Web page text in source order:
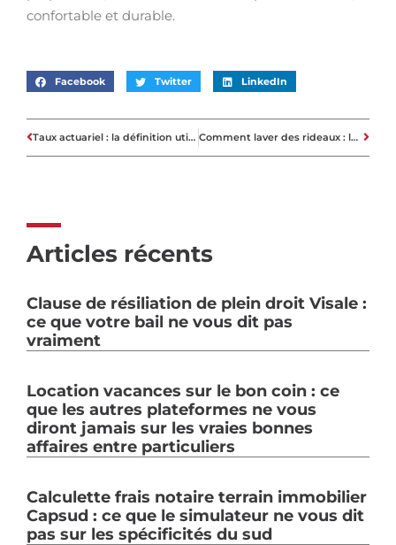
confortable et durable.
Facebook Twitter LinkedIn
Taux actuariel : la définition utile pour comparer efficacement les offres bancaires Comment laver des rideaux : la technique pour ne pas les abîmer
Articles récents
Clause de résiliation de plein droit Visale :
ce que votre bail ne vous dit pas
vraiment
Location vacances sur le bon coin : ce
que les autres plateformes ne vous
diront jamais sur les vraies bonnes
affaires entre particuliers
Calculette frais notaire terrain immobilier
Capsud : ce que le simulateur ne vous dit
pas sur les spécificités du sud